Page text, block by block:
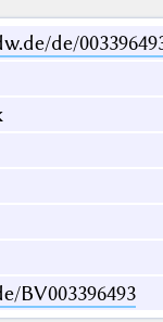
de/
BV003396493